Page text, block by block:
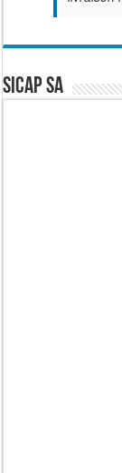
SICAP SA